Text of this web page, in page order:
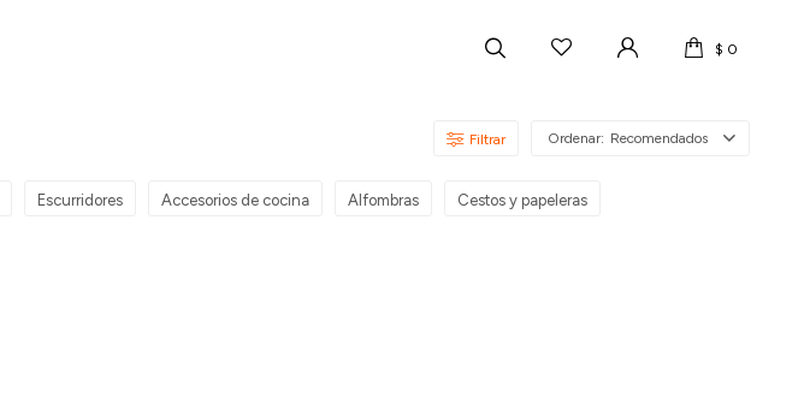
$ 0
Recomendados
Escurridores Accesorios de cocina Alfombras
Cestos y papeleras